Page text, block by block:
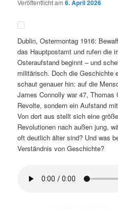
Veröffentlicht am6. April 2026
Dublin, Ostermontag 1916:
das Hauptpostamt und rufen die
Osteraufstand beginnt – und
militärisch. Doch die Geschichte
schaut genauer hin: auf die
James Connolly war 47, Thomas
Revolte, sondern ein Aufstand
Von dort aus stellt sich eine
Revolutionen nach außen jung,
oft deutlich älter sind? Und was
Verständnis von Geschichte?